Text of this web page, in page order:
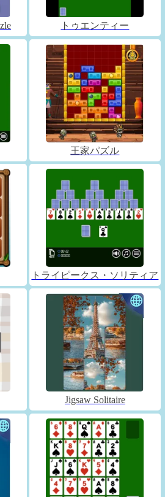
トゥエンティー
王家パズル
トライピークス・ソリティア
Jigsaw Solitaire